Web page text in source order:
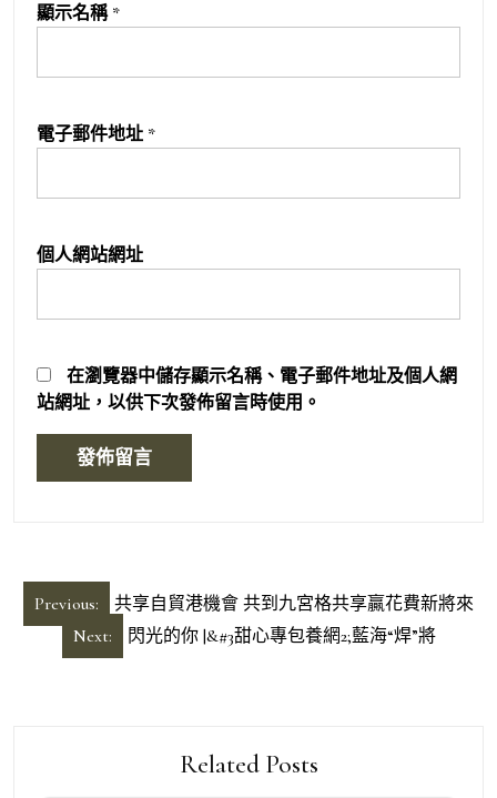
顯示名稱 *
電子郵件地址 *
個人網站網址
在瀏覽器中儲存顯示名稱、電子郵件地址及個人網
站網址，以供下次發佈留言時使用。
文
章
Previous:
共享自貿港機會 共到九宮格共享贏花費新將來
Next:
閃光的你 |&#3甜心專包養網2;藍海“焊”將
Related Posts